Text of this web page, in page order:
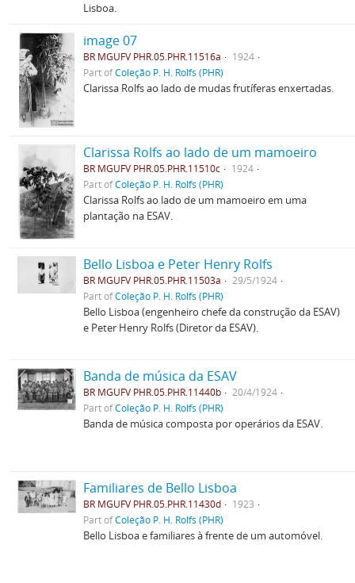
Lisboa.
image 07
BR MGUFV PHR.05.PHR.11516a
1924
Part ofColeção P. H. Rolfs (PHR)
Clarissa Rolfs ao lado de mudas frutíferas enxertadas.
Clarissa Rolfs ao lado de um mamoeiro
BR MGUFV PHR.05.PHR.11510c
1924
Part ofColeção P. H. Rolfs (PHR)
Clarissa Rolfs ao lado de um mamoeiro em uma
plantação na ESAV.
Bello Lisboa e Peter Henry Rolfs
BR MGUFV PHR.05.PHR.11503a
29/5/1924
Part ofColeção P. H. Rolfs (PHR)
Bello Lisboa (engenheiro chefe da construção da ESAV)
e Peter Henry Rolfs (Diretor da ESAV).
Banda de música da ESAV
BR MGUFV PHR.05.PHR.11440b
20/4/1924
Part ofColeção P. H. Rolfs (PHR)
Banda de música composta por operários da ESAV.
Familiares de Bello Lisboa
BR MGUFV PHR.05.PHR.11430d
1923
Part ofColeção P. H. Rolfs (PHR)
Bello Lisboa e familiares à frente de um automóvel.